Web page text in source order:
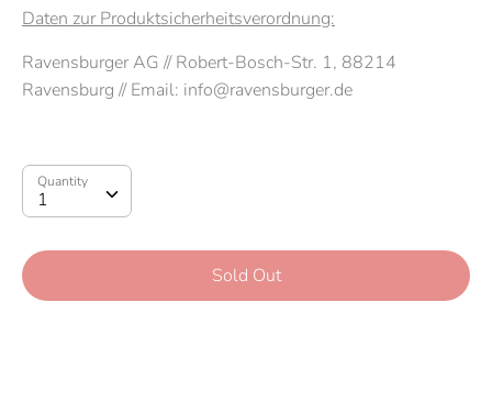
Daten zur Produktsicherheitsverordnung:
Ravensburger AG // Robert-Bosch-Str. 1, 88214
Ravensburg // Email: info@ravensburger.de
Quantity
1
Quantity
Sold Out